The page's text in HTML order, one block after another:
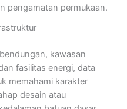
pengamatan permukaan.
kawasan
fasilitas energi, data
memahami karakter
desain atau